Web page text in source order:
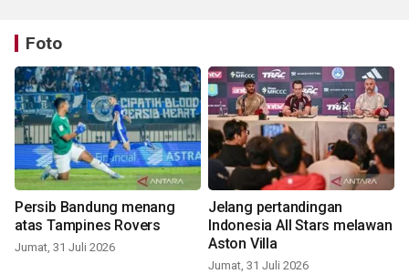
Foto
Persib Bandung menang
atas Tampines Rovers
Jumat, 31 Juli 2026
Jelang pertandingan
Indonesia All Stars melawan
Aston Villa
Jumat, 31 Juli 2026